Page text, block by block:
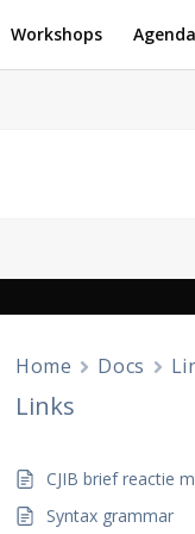
Workshops Agenda
Home Docs
Links
CJIB brief reactie
Syntax grammar